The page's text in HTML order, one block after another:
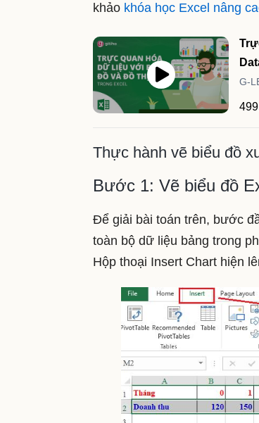
khảo khóa học Excel nâng
G-
Thực hành vẽ biểu đồ
Bước 1: Vẽ biểu đồ
Để giải bài toán trên, bước
toàn bộ dữ liệu bảng trong
Hộp thoại Insert Chart hiện